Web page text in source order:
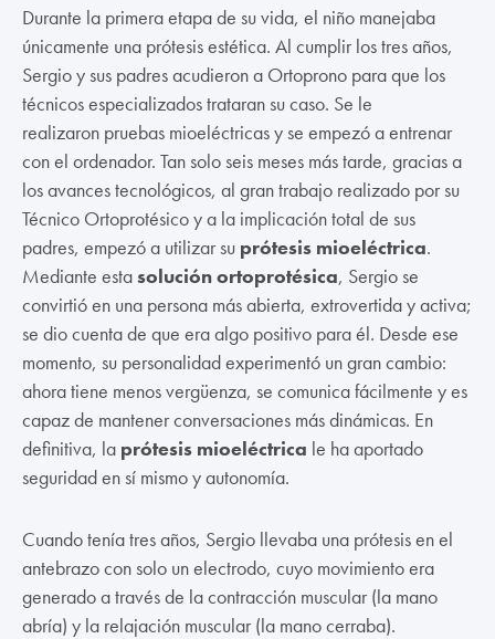
Durante la primera etapa de su vida, el niño manejaba
únicamente una prótesis estética. Al cumplir los tres años,
Sergio y sus padres acudieron a Ortoprono para que los
técnicos especializados trataran su caso. Se le
realizaron pruebas mioeléctricas y se empezó a entrenar
con el ordenador. Tan solo seis meses más tarde, gracias a
los avances tecnológicos, al gran trabajo realizado por su
Técnico Ortoprotésico y a la implicación total de sus
padres, empezó a utilizar su prótesis mioeléctrica.
Mediante estasolución ortoprotésica, Sergio se
convirtió en una persona más abierta, extrovertida y activa;
se dio cuenta de que era algo positivo para él. Desde ese
momento, su personalidad experimentó un gran cambio:
ahora tiene menos vergüenza, se comunica fácilmente y es
capaz de mantener conversaciones más dinámicas. En
definitiva, la prótesis mioeléctrica le ha aportado
seguridad en sí mismo y autonomía.
Cuando tenía tres años, Sergio llevaba una prótesis en el
antebrazo con solo un electrodo, cuyo movimiento era
generado a través de la contracción muscular (la mano
abría) y la relajación muscular (la mano cerraba).